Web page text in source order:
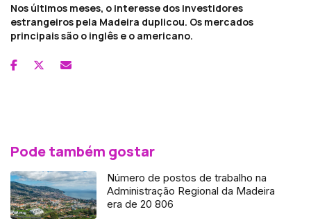
Nos últimos meses, o interesse dos investidores
estrangeiros pela Madeira duplicou. Os mercados
principais são o inglês e o americano.
Pode também gostar
Número de postos de trabalho na
Administração Regional da Madeira
era de 20 806